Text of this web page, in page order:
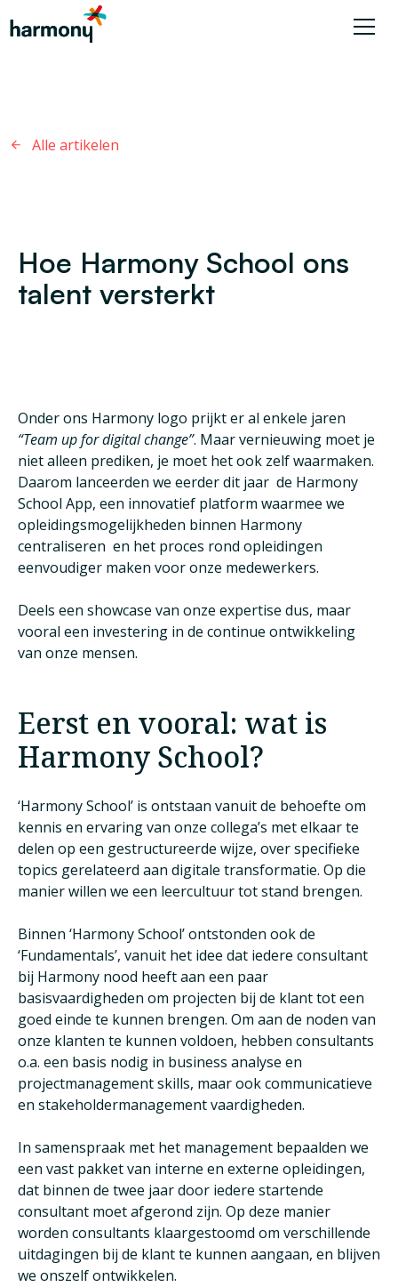
Alle artikelen
Hoe Harmony School ons
talent versterkt
Onder ons Harmony logo prijkt er al enkele jaren
“Team up for digital change”. Maar vernieuwing moet je
niet alleen prediken, je moet het ook zelf waarmaken.
Daarom lanceerden we eerder dit jaar de Harmony
School App, een innovatief platform waarmee we
opleidingsmogelijkheden binnen Harmony
centraliseren en het proces rond opleidingen
eenvoudiger maken voor onze medewerkers.
Deels een showcase van onze expertise dus, maar
vooral een investering in de continue ontwikkeling
van onze mensen.
Eerst en vooral: wat is
Harmony School?
‘Harmony School’ is ontstaan vanuit de behoefte om
kennis en ervaring van onze collega’s met elkaar te
delen op een gestructureerde wijze, over specifieke
topics gerelateerd aan digitale transformatie. Op die
manier willen we een leercultuur tot stand brengen.
Binnen ‘Harmony School’ ontstonden ook de
‘Fundamentals’, vanuit het idee dat iedere consultant
bij Harmony nood heeft aan een paar
basisvaardigheden om projecten bij de klant tot een
goed einde te kunnen brengen. Om aan de noden van
onze klanten te kunnen voldoen, hebben consultants
o.a. een basis nodig in business analyse en
projectmanagement skills, maar ook communicatieve
en stakeholdermanagement vaardigheden.
In samenspraak met het management bepaalden we
een vast pakket van interne en externe opleidingen,
dat binnen de twee jaar door iedere startende
consultant moet afgerond zijn. Op deze manier
worden consultants klaargestoomd om verschillende
uitdagingen bij de klant te kunnen aangaan, en blijven
we onszelf ontwikkelen.